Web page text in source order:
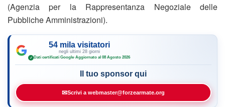
(Agenzia per la Rappresentanza Negoziale delle
Pubbliche Amministrazioni).
54 mila visitatori
negli ultimi 28 giorni
✓ Dati certificati Google·Aggiornato al 08 Agosto 2026
Il tuo sponsor qui
✉Scrivi a webmaster@forzearmate.org